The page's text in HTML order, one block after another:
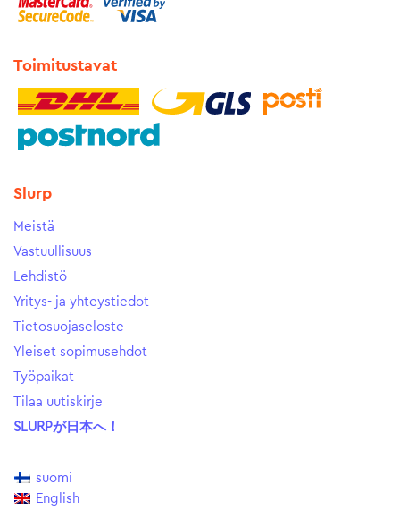
Toimitustavat
Slurp
Meistä
Vastuullisuus
Lehdistö
Yritys- ja yhteystiedot
Tietosuojaseloste
Yleiset sopimusehdot
Työpaikat
Tilaa uutiskirje
SLURPが日本へ！
suomi
English